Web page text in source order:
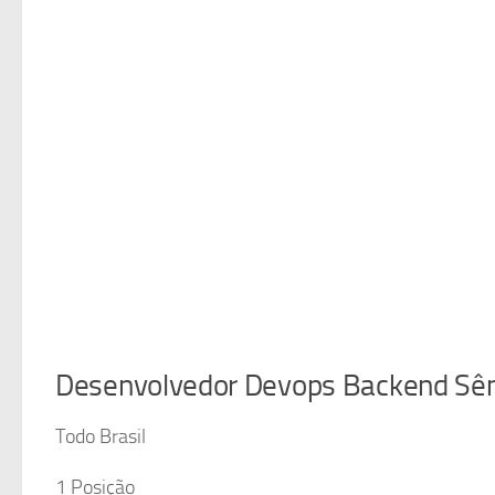
Desenvolvedor Devops Backend
Todo Brasil
1 Posição